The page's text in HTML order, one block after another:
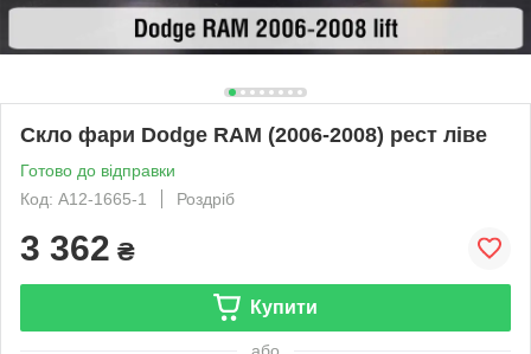
Скло фари Dodge RAM (2006-2008) рест ліве
Готово до відправки
Код: A12-1665-1
Роздріб
3 362 ₴
Купити
або